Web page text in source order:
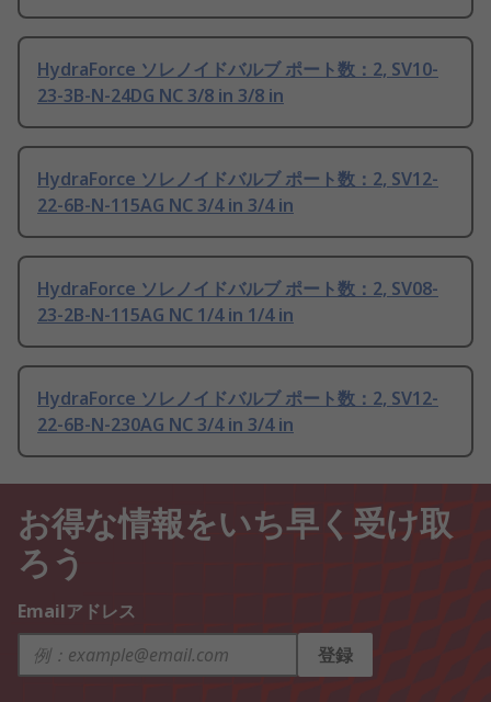
HydraForce ソレノイドバルブ ポート数：2, SV10-
23-3B-N-24DG NC 3/8 in 3/8 in
HydraForce ソレノイドバルブ ポート数：2, SV12-
22-6B-N-115AG NC 3/4 in 3/4 in
HydraForce ソレノイドバルブ ポート数：2, SV08-
23-2B-N-115AG NC 1/4 in 1/4 in
HydraForce ソレノイドバルブ ポート数：2, SV12-
22-6B-N-230AG NC 3/4 in 3/4 in
お得な情報をいち早く受け取
ろう
Emailアドレス
登録